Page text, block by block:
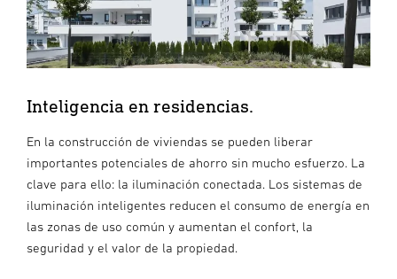
Inteligencia en residencias.
En la construcción de viviendas se pueden liberar
importantes potenciales de ahorro sin mucho esfuerzo. La
clave para ello: la iluminación conectada. Los sistemas de
iluminación inteligentes reducen el consumo de energía en
las zonas de uso común y aumentan el confort, la
seguridad y el valor de la propiedad.